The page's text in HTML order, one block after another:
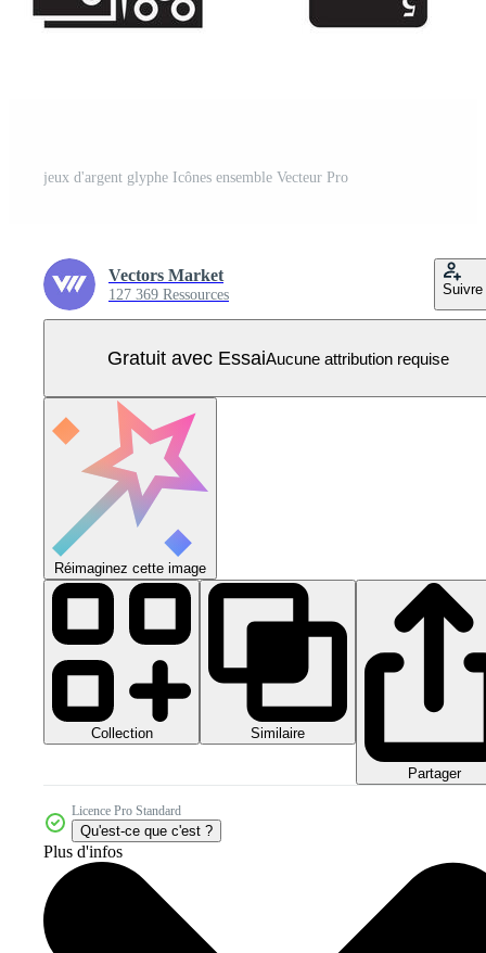
jeux d'argent glyphe Icônes ensemble Vecteur Pro
Vectors Market
127 369 Ressources Suivre
Gratuit avec EssaiAucune attribution requise
Réimaginez cette image
Collection Similaire
Partager
Licence Pro Standard
Qu'est-ce que c'est ?
Plus d'infos